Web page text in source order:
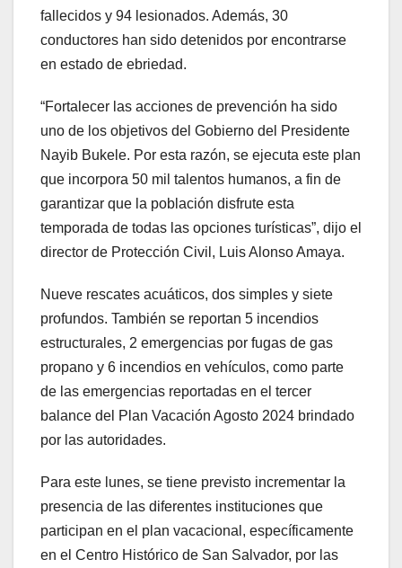
fallecidos y 94 lesionados. Además, 30
conductores han sido detenidos por encontrarse
en estado de ebriedad.
“Fortalecer las acciones de prevención ha sido
uno de los objetivos del Gobierno del Presidente
Nayib Bukele. Por esta razón, se ejecuta este plan
que incorpora 50 mil talentos humanos, a fin de
garantizar que la población disfrute esta
temporada de todas las opciones turísticas”, dijo el
director de Protección Civil, Luis Alonso Amaya.
Nueve rescates acuáticos, dos simples y siete
profundos. También se reportan 5 incendios
estructurales, 2 emergencias por fugas de gas
propano y 6 incendios en vehículos, como parte
de las emergencias reportadas en el tercer
balance del Plan Vacación Agosto 2024 brindado
por las autoridades.
Para este lunes, se tiene previsto incrementar la
presencia de las diferentes instituciones que
participan en el plan vacacional, específicamente
en el Centro Histórico de San Salvador, por las